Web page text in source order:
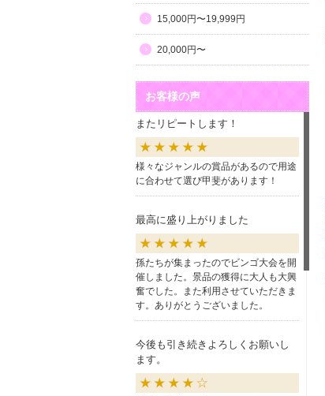
15,000円〜19,999円
20,000円〜
お客様の声
またリピートします！
様々なジャンルの賞品があるので用途
に合わせて選び甲斐があります！
最高に盛り上がりました
孫たちが集まったのでビンゴ大会を開
催しました。景品の獲得に大人も大興
奮でした。また利用させていただきま
す。ありがとうございました。
今後も引き続きよろしくお願いし
ます。